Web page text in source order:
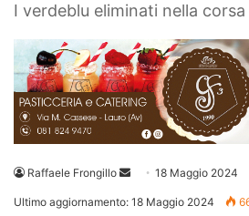
I verdeblu eliminati nella
Raffaele Frongillo
Invia 18 Maggio 2024
Ultimo aggiornamento: 18 Maggio 2024